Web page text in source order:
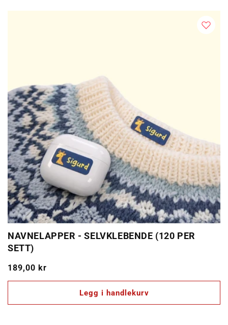
NAVNELAPPER - SELVKLEBENDE (120 PER
SETT)
Vanlig
pris
189,00 kr
Legg i handlekurv